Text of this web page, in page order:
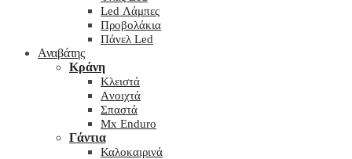
Led Λάμπες
Προβολάκια
Πάνελ Led
Αναβάτης
Κράνη
Kλειστά
Aνοιχτά
Σπαστά
Mx Enduro
Γάντια
Καλοκαιρινά